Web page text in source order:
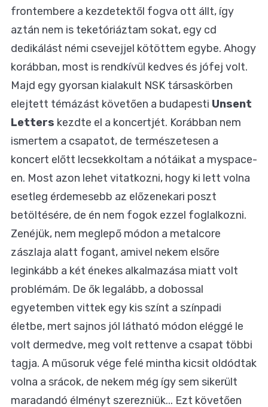
frontembere a kezdetektől fogva ott állt, így
aztán nem is teketóriáztam sokat, egy cd
dedikálást némi csevejjel kötöttem egybe. Ahogy
korábban, most is rendkívül kedves és jófej volt.
Majd egy gyorsan kialakult NSK társaskörben
elejtett témázást követően a budapesti Unsent
Letters kezdte el a koncertjét. Korábban nem
ismertem a csapatot, de természetesen a
koncert előtt lecsekkoltam a nótáikat a myspace-
en. Most azon lehet vitatkozni, hogy ki lett volna
esetleg érdemesebb az előzenekari poszt
betöltésére, de én nem fogok ezzel foglalkozni.
Zenéjük, nem meglepő módon a metalcore
zászlaja alatt fogant, amivel nekem elsőre
leginkább a két énekes alkalmazása miatt volt
problémám. De ők legalább, a dobossal
egyetemben vittek egy kis színt a színpadi
életbe, mert sajnos jól látható módon eléggé le
volt dermedve, meg volt rettenve a csapat többi
tagja. A műsoruk vége felé mintha kicsit oldódtak
volna a srácok, de nekem még így sem sikerült
maradandó élményt szerezniük... Ezt követően